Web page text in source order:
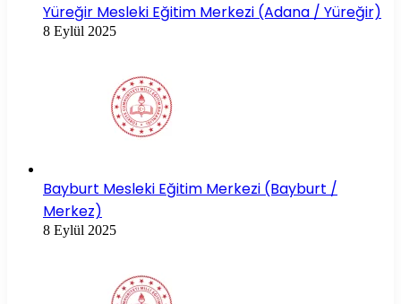
Yüreğir Mesleki Eğitim Merkezi (Adana / Yüreğir)
8 Eylül 2025
Bayburt Mesleki Eğitim Merkezi (Bayburt /
Merkez)
8 Eylül 2025